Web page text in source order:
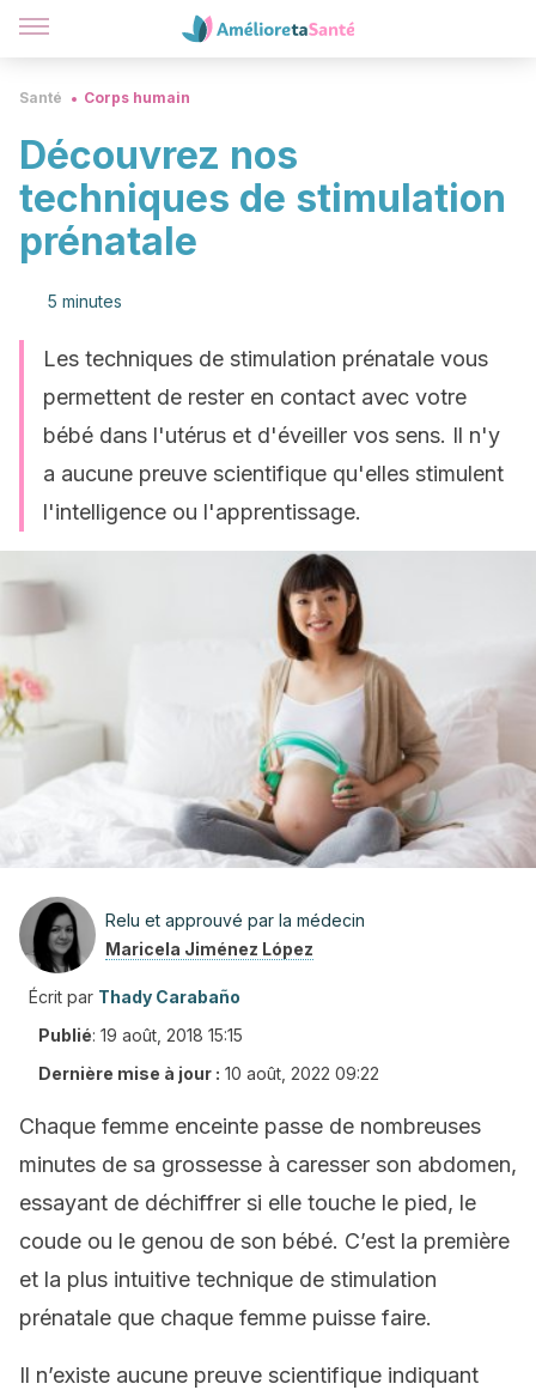
Santé Corps humain
Découvrez nos
techniques de stimulation
prénatale
5 minutes
Les techniques de stimulation prénatale vous
permettent de rester en contact avec votre
bébé dans l'utérus et d'éveiller vos sens. Il n'y
a aucune preuve scientifique qu'elles stimulent
l'intelligence ou l'apprentissage.
Relu et approuvé par la médecin
Maricela Jiménez López
Écrit par Thady Carabaño
Publié: 19 août, 2018 15:15
Dernière mise à jour : 10 août, 2022 09:22
Chaque femme enceinte passe de nombreuses
minutes de sa grossesse à caresser son abdomen,
essayant de déchiffrer si elle touche le pied, le
coude ou le genou de son bébé. C’est la première
et la plus intuitive technique de stimulation
prénatale que chaque femme puisse faire.
Il n’existe aucune preuve scientifique indiquant